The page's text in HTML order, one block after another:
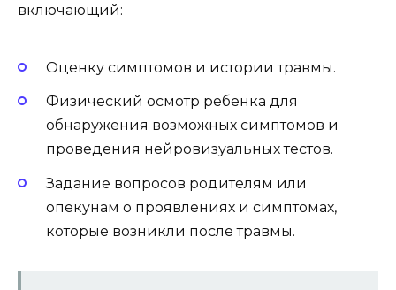
включающий:
Оценку симптомов и истории травмы.
Физический осмотр ребенка для
обнаружения возможных симптомов и
проведения нейровизуальных тестов.
Задание вопросов родителям или
опекунам о проявлениях и симптомах,
которые возникли после травмы.